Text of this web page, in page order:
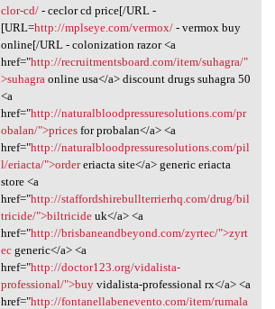
clor-cd/- ceclor cd price[/URL -
[URL=http://mplseye.com/vermox/- vermox buy
online[/URL - colonization razor <a
href="http://recruitmentsboard.com/item/suhagra/"
>suhagra online usa</a> discount drugs suhagra 50
<a
href="http://naturalbloodpressuresolutions.com/pr
obalan/">pricesfor probalan</a> <a
href="http://naturalbloodpressuresolutions.com/pil
l/eriacta/">ordereriacta site</a> generic eriacta
store <a
href="http://staffordshirebullterrierhq.com/drug/bil
tricide/">biltricideuk</a> <a
href="http://brisbaneandbeyond.com/zyrtec/">zyrt
ecgeneric</a> <a
href="http://doctor123.org/vidalista-
professional/">buyvidalista-professional rx</a> <a
href="http://fontanellabenevento.com/item/rumala